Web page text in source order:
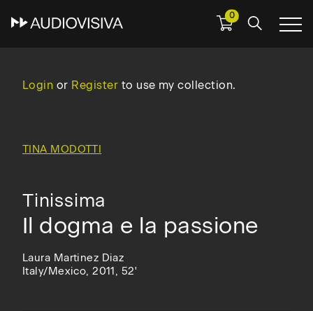
main
navigation
0
Login or Register to use my collection.
TINA MODOTTI
Tinissima
Il dogma e la passione
Laura Martinez Diaz
Italy/Mexico, 2011, 52'